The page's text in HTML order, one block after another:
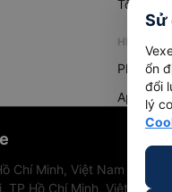
Tổng đài
HỆ
Phần
App
Chí Minh, Việt Nam
Hồ Chí Minh, Việt Nam
Sử
ổn
đổi
lý